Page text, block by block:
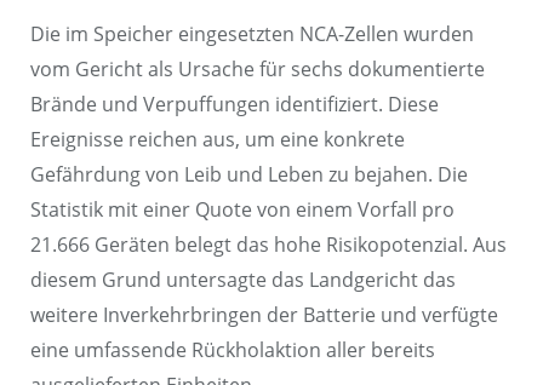
Die im Speicher eingesetzten NCA-Zellen wurden
vom Gericht als Ursache für sechs dokumentierte
Brände und Verpuffungen identifiziert. Diese
Ereignisse reichen aus, um eine konkrete
Gefährdung von Leib und Leben zu bejahen. Die
Statistik mit einer Quote von einem Vorfall pro
21.666 Geräten belegt das hohe Risikopotenzial. Aus
diesem Grund untersagte das Landgericht das
weitere Inverkehrbringen der Batterie und verfügte
eine umfassende Rückholaktion aller bereits